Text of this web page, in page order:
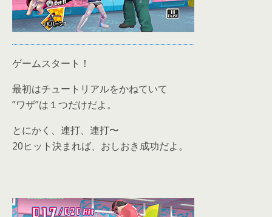
ゲームスタート！
最初はチュートリアルをかねていて
”ワザ”は１つだけだよ。
とにかく、連打、連打〜
20ヒット決まれば、おしおき成功だよ。